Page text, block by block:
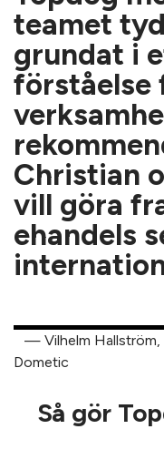
teamet
grundat i
förståelse
Christian
vill göra
ehandels
— Vilhelm Hallström,
Dometic
Så gör